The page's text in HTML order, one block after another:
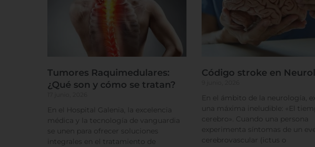
Tumores Raquimedulares:
¿Qué son y cómo se tratan?
En el Hospital Galenia, la excelencia
médica y la tecnología de vanguardia
se unen para ofrecer soluciones
integrales en el tratamiento de
Código stroke en
En el ámbito de la neurología,
una máxima ineludible: «El
cerebro». Cuando una persona
experimenta síntomas de un
cerebrovascular (ictus o
Rechazar todas